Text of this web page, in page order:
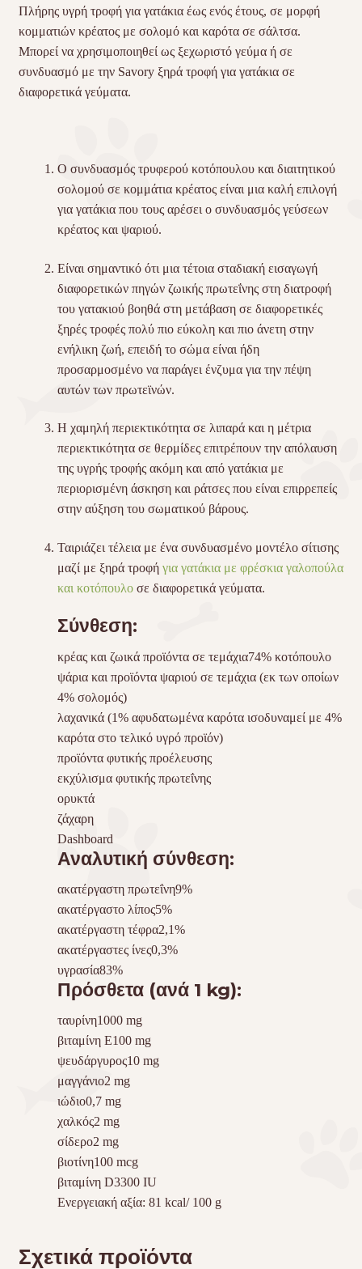
Πλήρης υγρή τροφή για γατάκια έως ενός έτους, σε μορφή
κομματιών κρέατος με σολομό και καρότα σε σάλτσα.
Μπορεί να χρησιμοποιηθεί ως ξεχωριστό γεύμα ή σε
συνδυασμό με την Savory ξηρά τροφή για γατάκια σε
διαφορετικά γεύματα.
Ο συνδυασμός τρυφερού κοτόπουλου και διαιτητικού
σολομού σε κομμάτια κρέατος είναι μια καλή επιλογή
για γατάκια που τους αρέσει ο συνδυασμός γεύσεων
κρέατος και ψαριού.
Είναι σημαντικό ότι μια τέτοια σταδιακή εισαγωγή
διαφορετικών πηγών ζωικής πρωτεΐνης στη διατροφή
του γατακιού βοηθά στη μετάβαση σε διαφορετικές
ξηρές τροφές πολύ πιο εύκολη και πιο άνετη στην
ενήλικη ζωή, επειδή το σώμα είναι ήδη
προσαρμοσμένο να παράγει ένζυμα για την πέψη
αυτών των πρωτεϊνών.
Η χαμηλή περιεκτικότητα σε λιπαρά και η μέτρια
περιεκτικότητα σε θερμίδες επιτρέπουν την απόλαυση
της υγρής τροφής ακόμη και από γατάκια με
περιορισμένη άσκηση και ράτσες που είναι επιρρεπείς
στην αύξηση του σωματικού βάρους.
Ταιριάζει τέλεια με ένα συνδυασμένο μοντέλο σίτισης
μαζί με ξηρά τροφή για γατάκια με φρέσκια γαλοπούλα
και κοτόπουλοσε διαφορετικά γεύματα.
Σύνθεση:
κρέας και ζωικά προϊόντα σε τεμάχια74% κοτόπουλο
ψάρια και προϊόντα ψαριού σε τεμάχια (εκ των οποίων
4% σολομός)
λαχανικά (1% αφυδατωμένα καρότα ισοδυναμεί με 4%
καρότα στο τελικό υγρό προϊόν)
προϊόντα φυτικής προέλευσης
εκχύλισμα φυτικής πρωτεΐνης
ορυκτά
ζάχαρη
Dashboard
Αναλυτική σύνθεση:
ακατέργαστη πρωτεΐνη9%
ακατέργαστο λίπος5%
ακατέργαστη τέφρα2,1%
ακατέργαστες ίνες0,3%
υγρασία83%
Πρόσθετα (ανά 1 kg):
ταυρίνη1000 mg
βιταμίνη Ε100 mg
ψευδάργυρος10 mg
μαγγάνιο2 mg
ιώδιο0,7 mg
χαλκός2 mg
σίδερο2 mg
βιοτίνη100 mcg
βιταμίνη D3300 IU
Ενεργειακή αξία: 81 kcal/ 100 g
Σχετικά προϊόντα